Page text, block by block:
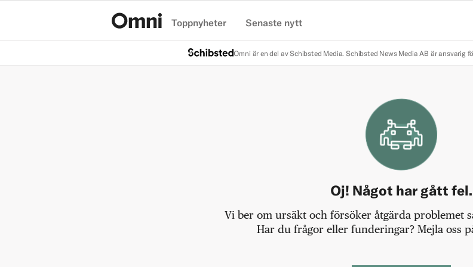
Toppnyheter Senaste nytt
Omni är en del av Schibsted Media. Schibsted News Media AB är ansvarig
Oj! Något har gått fel.
Vi ber om ursäkt och försöker åtgärda problemet
Har du frågor eller funderingar? Mejla oss